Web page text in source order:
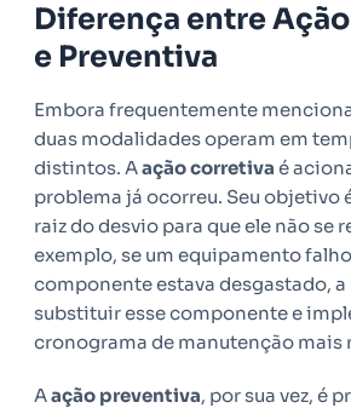
Diferença entre
e Preventiva
Embora frequentemente
duas modalidades operam em
distintos. Aação corretiva é
problema já ocorreu. Seu objetivo
raiz do desvio para que ele não se
exemplo, se um equipamento
componente estava desgastado,
substituir esse componente e
cronograma de manutenção mais
Aação preventiva, por sua vez, é